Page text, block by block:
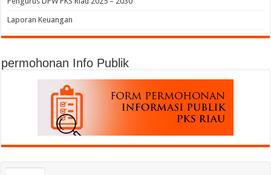
Laporan Keuangan
permohonan Info Publik